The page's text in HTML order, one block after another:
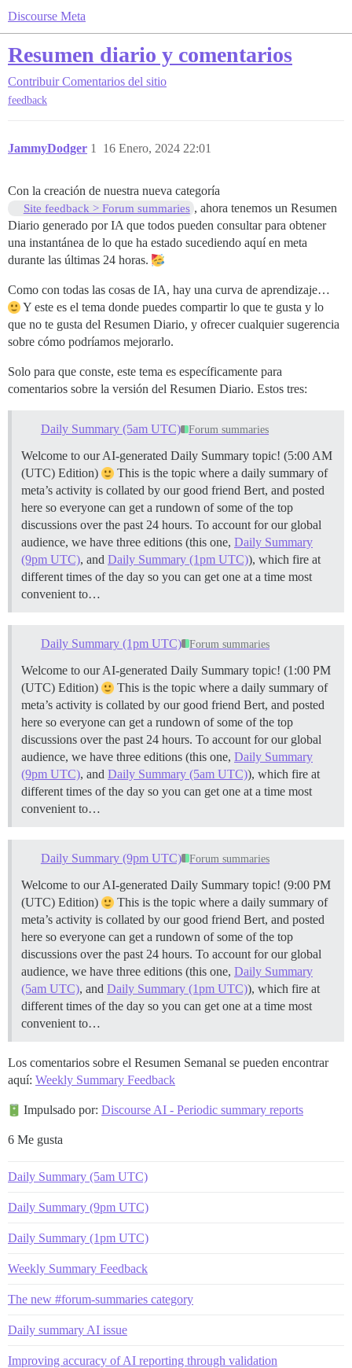
Discourse Meta
Resumen diario y comentarios
Contribuir Comentarios del sitio
feedback
JammyDodger 16 Enero, 2024 22:01
1
Con la creación de nuestra nueva categoría
Site feedback > Forum summaries , ahora tenemos un Resumen
Diario generado por IA que todos pueden consultar para obtener
una instantánea de lo que ha estado sucediendo aquí en meta
durante las últimas 24 horas.
Como con todas las cosas de IA, hay una curva de aprendizaje…
Y este es el tema donde puedes compartir lo que te gusta y lo
que no te gusta del Resumen Diario, y ofrecer cualquier sugerencia
sobre cómo podríamos mejorarlo.
Solo para que conste, este tema es específicamente para
comentarios sobre la versión del Resumen Diario. Estos tres:
Daily Summary (5am UTC) Forum summaries
Welcome to our AI-generated Daily Summary topic! (5:00 AM
(UTC) Edition)
This is the topic where a daily summary of
meta’s activity is collated by our good friend Bert, and posted
here so everyone can get a rundown of some of the top
discussions over the past 24 hours. To account for our global
audience, we have three editions (this one, Daily Summary
(9pm UTC), and Daily Summary (1pm UTC)), which fire at
different times of the day so you can get one at a time most
convenient to…
Daily Summary (1pm UTC) Forum summaries
Welcome to our AI-generated Daily Summary topic! (1:00 PM
(UTC) Edition)
This is the topic where a daily summary of
meta’s activity is collated by our good friend Bert, and posted
here so everyone can get a rundown of some of the top
discussions over the past 24 hours. To account for our global
audience, we have three editions (this one, Daily Summary
(9pm UTC), and Daily Summary (5am UTC)), which fire at
different times of the day so you can get one at a time most
convenient to…
Daily Summary (9pm UTC) Forum summaries
Welcome to our AI-generated Daily Summary topic! (9:00 PM
(UTC) Edition)
This is the topic where a daily summary of
meta’s activity is collated by our good friend Bert, and posted
here so everyone can get a rundown of some of the top
discussions over the past 24 hours. To account for our global
audience, we have three editions (this one, Daily Summary
(5am UTC), and Daily Summary (1pm UTC)), which fire at
different times of the day so you can get one at a time most
convenient to…
Los comentarios sobre el Resumen Semanal se pueden encontrar
aquí: Weekly Summary Feedback
Impulsado por: Discourse AI - Periodic summary reports
6 Me gusta
Daily Summary (5am UTC)
Daily Summary (9pm UTC)
Daily Summary (1pm UTC)
Weekly Summary Feedback
The new #forum-summaries category
Daily summary AI issue
Improving accuracy of AI reporting through validation